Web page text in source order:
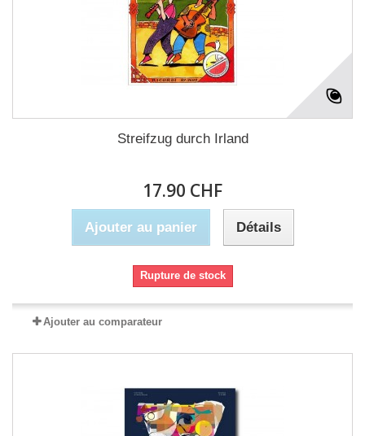
Streifzug durch Irland
17.90 CHF
Ajouter au panier Détails
Rupture de stock
Ajouter au comparateur